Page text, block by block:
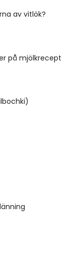
av vitlök?
på mjölkrecept